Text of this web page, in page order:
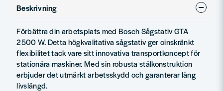
Beskrivning
Förbättra din arbetsplats med Bosch Sågstativ GTA
2500 W. Detta högkvalitativa sågstativ ger oinskränkt
flexibilitet tack vare sitt innovativa transportkoncept för
stationära maskiner. Med sin robusta stålkonstruktion
erbjuder det utmärkt arbetsskydd och garanterar lång
livslängd.